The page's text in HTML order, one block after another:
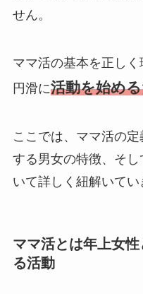
せん。
ママ活の基本を正し
円滑に活動を始め
ここでは、ママ活の
する男女の特徴、そ
いて詳しく紐解いてい
ママ活とは年上女
る活動